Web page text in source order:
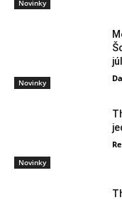
Novinky
Novinky
Novinky